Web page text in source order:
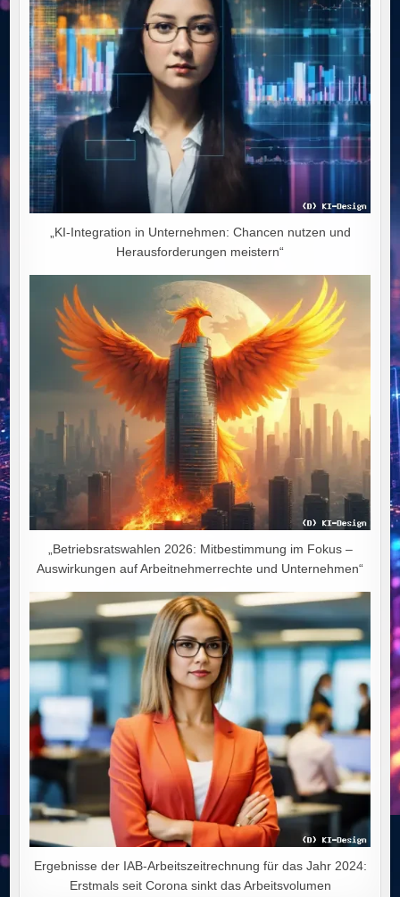
„KI-Integration in Unternehmen: Chancen nutzen und
Herausforderungen meistern“
„Betriebsratswahlen 2026: Mitbestimmung im Fokus –
Auswirkungen auf Arbeitnehmerrechte und Unternehmen“
Ergebnisse der IAB-Arbeitszeitrechnung für das Jahr 2024:
Erstmals seit Corona sinkt das Arbeitsvolumen